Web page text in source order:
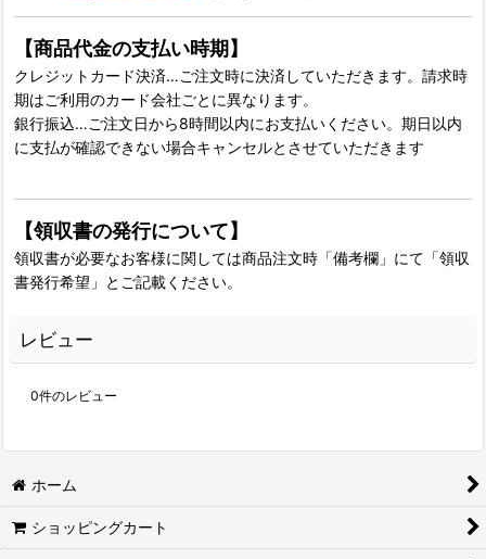
【商品代金の支払い時期】
クレジットカード決済…ご注文時に決済していただきます。請求時
期はご利用のカード会社ごとに異なります。
銀行振込…ご注文日から8時間以内にお支払いください。期日以内
に支払が確認できない場合キャンセルとさせていただきます
【領収書の発行について】
領収書が必要なお客様に関しては商品注文時「備考欄」にて「領収
書発行希望」とご記載ください。
レビュー
0件のレビュー
ホーム
ショッピングカート